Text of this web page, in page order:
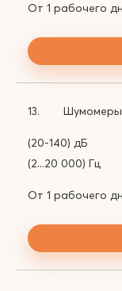
От 1 рабочего
13. Шумомеры
(20-140) дБ
(2...20 000) Гц
От 1 рабочего